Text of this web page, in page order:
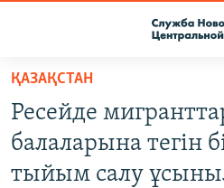
Вернуться
основному
содержанию
Вернутся
ПОДПИСКА
КОНТАКТЫ
ҚАЗАҚСТАН
Ресейде
балаларына тегін
тыйым салу